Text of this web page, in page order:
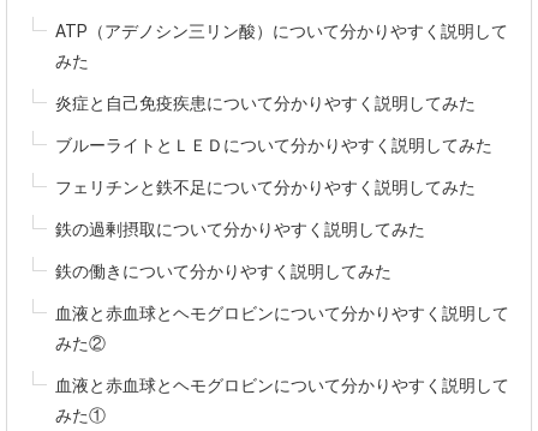
ATP（アデノシン三リン酸）について分かりやすく説明して
みた
炎症と自己免疫疾患について分かりやすく説明してみた
ブルーライトとＬＥＤについて分かりやすく説明してみた
フェリチンと鉄不足について分かりやすく説明してみた
鉄の過剰摂取について分かりやすく説明してみた
鉄の働きについて分かりやすく説明してみた
血液と赤血球とヘモグロビンについて分かりやすく説明して
みた②
血液と赤血球とヘモグロビンについて分かりやすく説明して
みた①